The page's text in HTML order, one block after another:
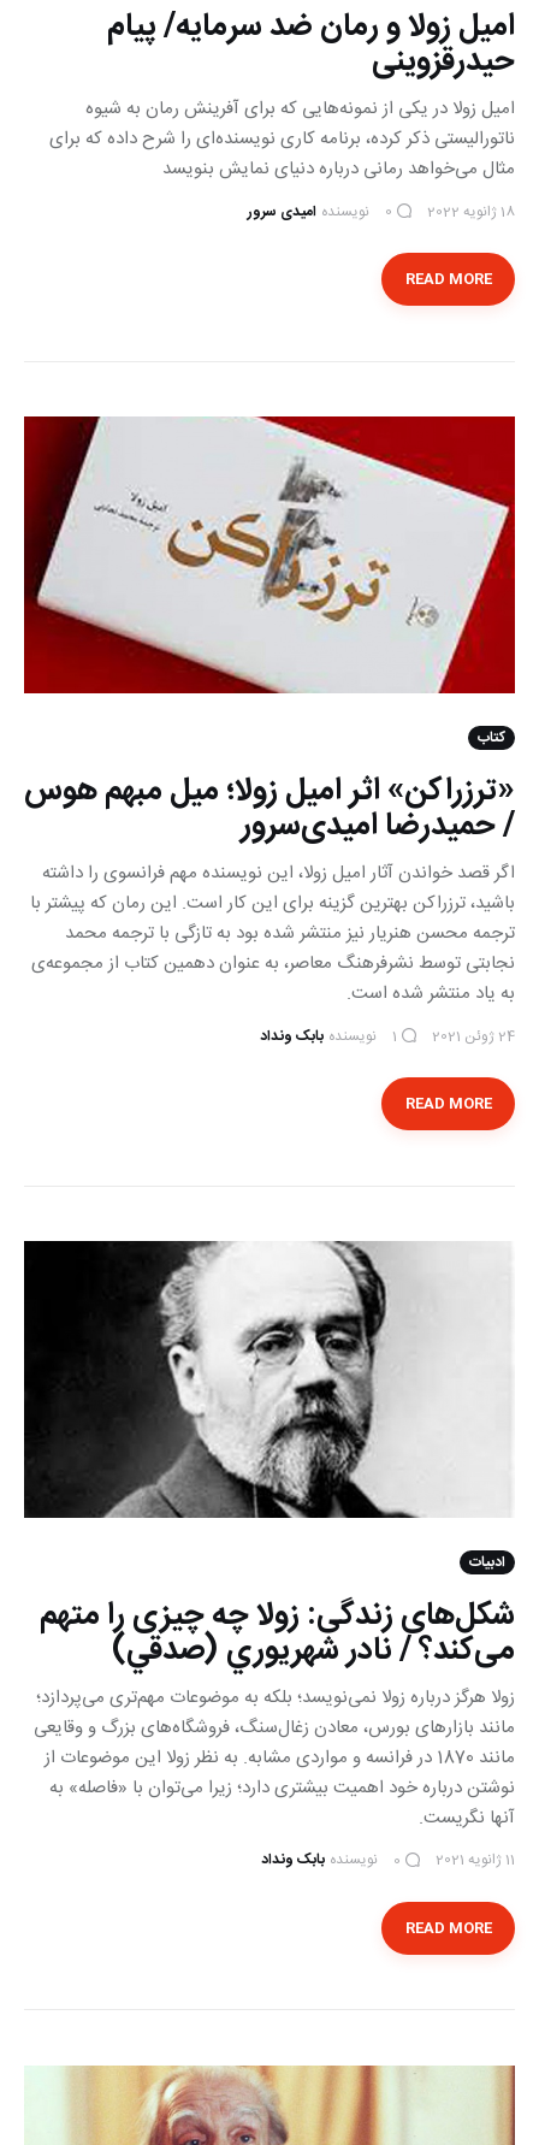
امیل زولا و رمان ضد سرمایه/ پیام
حیدرقزوینی
امیل زولا در یکی از نمونه‌هایی که برای آفرینش رمان به شیوه
ناتورالیستی ذکر کرده، برنامه کاری نویسنده‌ای را شرح داده که برای
مثال می‌خواهد رمانی درباره دنیای نمایش بنویسد
18 ژانویه 2022 0 نویسنده امیدی سرور
READ MORE
کتاب
«ترزراکن» اثر امیل زولا؛ میل مبهم هوس
/ حمیدرضا امیدی‌سرور
اگر قصد خواندن آثار امیل زولا، این نویسنده مهم فرانسوی را داشته
باشید، ترزراکن بهترین گزینه برای این کار است. این رمان که پیشتر با
ترجمه محسن هنریار نیز منتشر شده بود به تازگی با ترجمه محمد
نجابتی توسط نشرفرهنگ معاصر، به عنوان دهمین کتاب از مجموعه‌ی
به یاد منتشر شده است.
24 ژوئن 2021 1 نویسنده بابک ونداد
READ MORE
ادبیات
شکل‌های زندگی: زولا چه چیزی را متهم
می‌کند؟ / نادر شهريوري (صدقي)
زولا هرگز درباره زولا نمی‌نویسد؛ بلکه به موضوعات مهم‌تری می‌پردازد؛
مانند بازارهای بورس، معادن زغال‌سنگ، فروشگاه‌های بزرگ و وقایعی
مانند 1870 در فرانسه و مواردی مشابه. به نظر زولا این موضوعات از
نوشتن درباره خود اهمیت بیشتری دارد؛ زیرا می‌توان با «فاصله» به
آنها نگریست.
11 ژانویه 2021 0 نویسنده بابک ونداد
READ MORE